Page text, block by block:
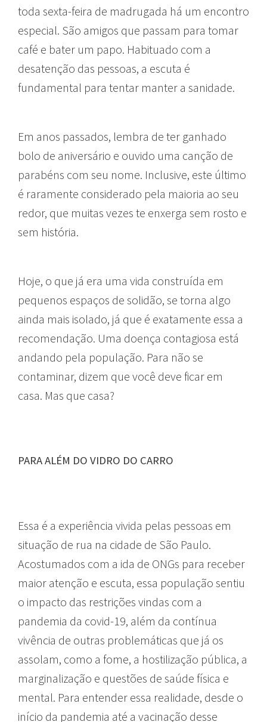
toda sexta-feira de madrugada há um encontro
especial. São amigos que passam para tomar
café e bater um papo. Habituado com a
desatenção das pessoas, a escuta é
fundamental para tentar manter a sanidade.
Em anos passados, lembra de ter ganhado
bolo de aniversário e ouvido uma canção de
parabéns com seu nome. Inclusive, este último
é raramente considerado pela maioria ao seu
redor, que muitas vezes te enxerga sem rosto e
sem história.
Hoje, o que já era uma vida construída em
pequenos espaços de solidão, se torna algo
ainda mais isolado, já que é exatamente essa a
recomendação. Uma doença contagiosa está
andando pela população. Para não se
contaminar, dizem que você deve ficar em
casa. Mas que casa?
PARA ALÉM DO VIDRO DO CARRO
Essa é a experiência vivida pelas pessoas em
situação de rua na cidade de São Paulo.
Acostumados com a ida de ONGs para receber
maior atenção e escuta, essa população sentiu
o impacto das restrições vindas com a
pandemia da covid-19, além da contínua
vivência de outras problemáticas que já os
assolam, como a fome, a hostilização pública, a
marginalização e questões de saúde física e
mental. Para entender essa realidade, desde o
início da pandemia até a vacinação desse